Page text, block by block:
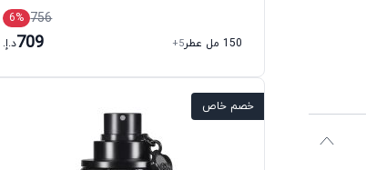
756
6%
150 مل عطر
+5
709د.إ.
خصم خاص